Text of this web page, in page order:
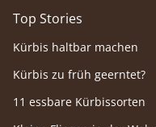
Top Stories
Kürbis haltbar machen
Kürbis zu früh geerntet?
11 essbare Kürbissorten